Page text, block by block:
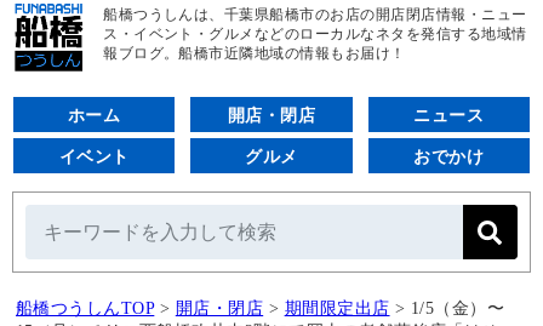
船橋つうしんは、千葉県船橋市のお店の開店閉店情報・ニュー
ス・イベント・グルメなどのローカルなネタを発信する地域情
報ブログ。船橋市近隣地域の情報もお届け！
ホーム 開店・閉店 ニュース
イベント グルメ おでかけ
船橋つうしんTOP > 開店・閉店 > 期間限定出店 > 1/5（金）〜